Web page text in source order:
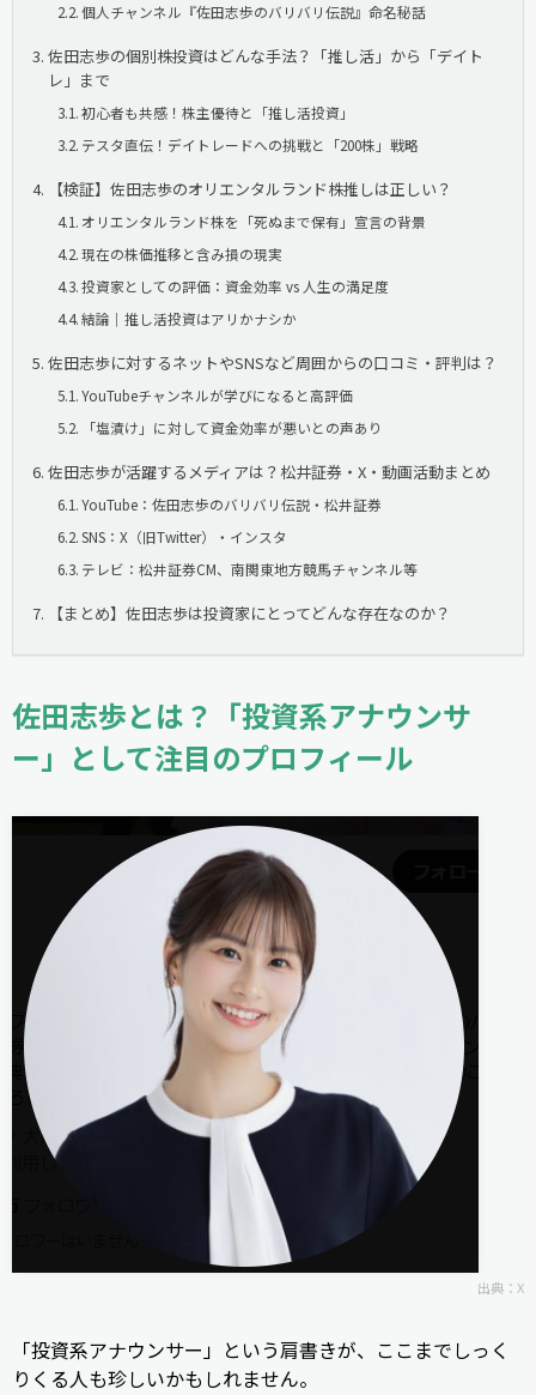
個人チャンネル『佐田志歩のバリバリ伝説』命名秘話
佐田志歩の個別株投資はどんな手法？「推し活」から「デイト
レ」まで
初心者も共感！株主優待と「推し活投資」
テスタ直伝！デイトレードへの挑戦と「200株」戦略
【検証】佐田志歩のオリエンタルランド株推しは正しい？
オリエンタルランド株を「死ぬまで保有」宣言の背景
現在の株価推移と含み損の現実
投資家としての評価：資金効率 vs 人生の満足度
結論｜推し活投資はアリかナシか
佐田志歩に対するネットやSNSなど周囲からの口コミ・評判は？
YouTubeチャンネルが学びになると高評価
「塩漬け」に対して資金効率が悪いとの声あり
佐田志歩が活躍するメディアは？松井証券・X・動画活動まとめ
YouTube：佐田志歩のバリバリ伝説・松井証券
SNS：X（旧Twitter）・インスタ
テレビ：松井証券CM、南関東地方競馬チャンネル等
【まとめ】佐田志歩は投資家にとってどんな存在なのか？
佐田志歩とは？「投資系アナウンサ
ー」として注目のプロフィール
出典： X
「投資系アナウンサー」という肩書きが、ここまでしっく
りくる人も珍しいかもしれません。